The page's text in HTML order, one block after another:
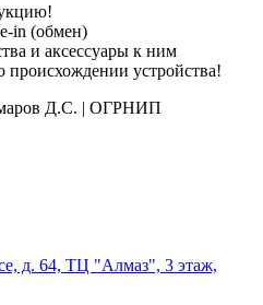
in (обмен)
и аксессуары к ним
устройства!
Д.С. | ОГРНИП
д. 64, ТЦ "Алмаз", 3 этаж,